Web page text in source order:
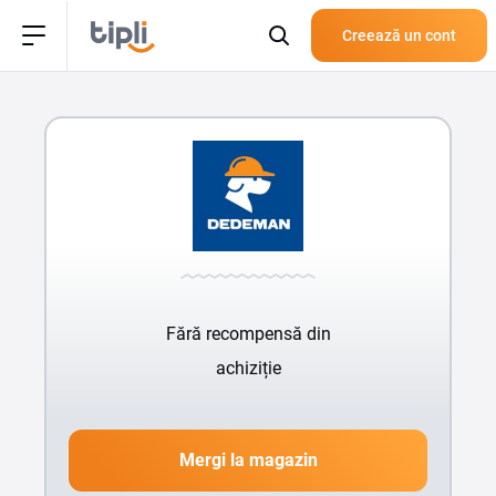
Creează un cont
Fără recompensă din
achiziție
Mergi la magazin